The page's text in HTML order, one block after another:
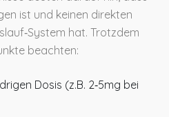
ist und keinen direkten
hat. Trotzdem
beachten:
Dosis (z.B. 2‑5mg bei